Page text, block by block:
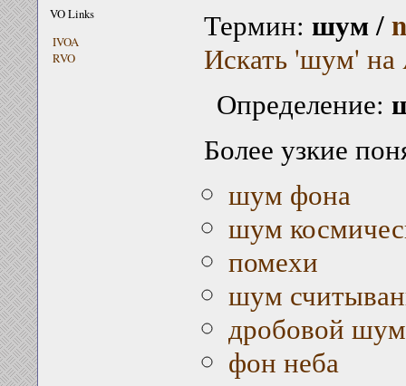
VO Links
IVOA
RVO
Термин: шум/
Искать 'шум' на
Определение:
Более узкие
шум фона
шум
помехи
шум
дробовой шум
фон неба